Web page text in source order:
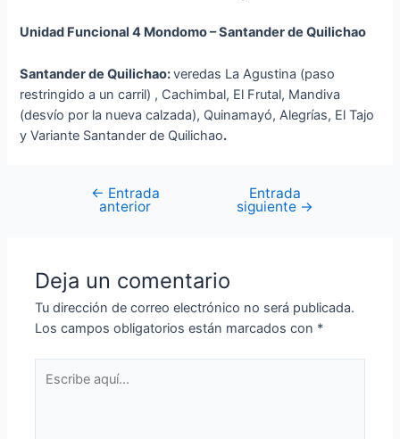
Unidad Funcional 4 Mondomo – Santander de Quilichao
Santander de Quilichao:veredas La Agustina (paso
restringido a un carril) , Cachimbal, El Frutal, Mandiva
(desvío por la nueva calzada), Quinamayó, Alegrías, El Tajo
y Variante Santander de Quilichao.
← Entrada
anterior
Entrada
siguiente →
Deja un comentario
Tu dirección de correo electrónico no será publicada.
Los campos obligatorios están marcados con *